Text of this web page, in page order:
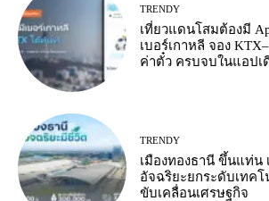
TRENDY
เที่ยวแดนโสมต้องมี
เบอร์เกาหลี จอง
ค่าตั๋ว ครบจบในแอปเ
TRENDY
เมืองทองธานี ขึ้นแท่น
อัจฉริยะยกระดับเทค
ขับเคลื่อนเศรษฐกิจ